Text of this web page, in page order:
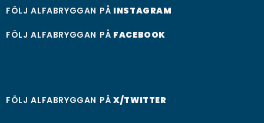
FÖLJ ALFABRYGGAN PÅ INSTAGRAM
FÖLJ ALFABRYGGAN PÅ FACEBOOK
FÖLJ ALFABRYGGAN PÅ X/TWITTER